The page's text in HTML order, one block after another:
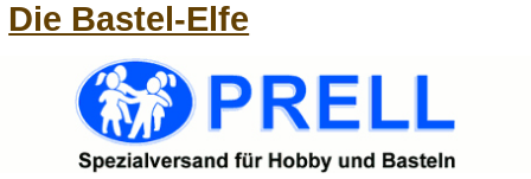
Die Bastel-Elfe